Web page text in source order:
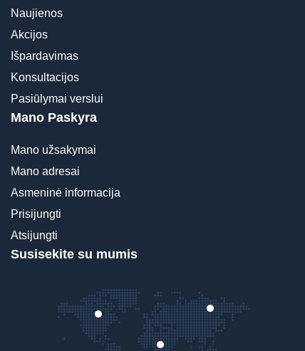
Naujienos
Akcijos
Išpardavimas
Konsultacijos
Pasiūlymai verslui
Mano Paskyra
Mano užsakymai
Mano adresai
Asmeninė informacija
Prisijungti
Atsijungti
Susisekite su mumis